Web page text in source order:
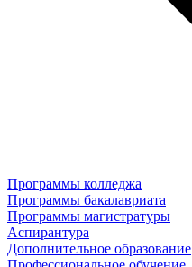
Программы колледжа
Программы бакалавриата
Программы магистратуры
Аспирантура
Дополнительное образование